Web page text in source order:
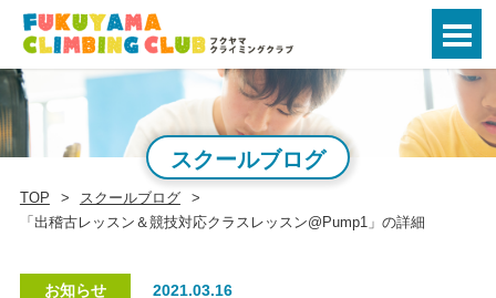
スクールブログ
TOP
スクールブログ
「出稽古レッスン＆競技対応クラスレッスン@Pump1」の詳細
お知らせ 2021.03.16